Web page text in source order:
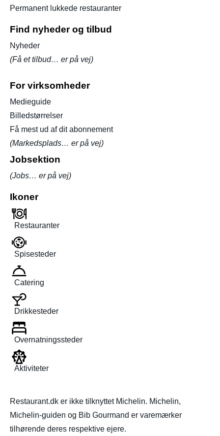
Permanent lukkede restauranter
Find nyheder og tilbud
Nyheder
(Få et tilbud… er på vej)
For virksomheder
Medieguide
Billedstørrelser
Få mest ud af dit abonnement
(Markedsplads… er på vej)
Jobsektion
(Jobs… er på vej)
Ikoner
Restauranter
Spisesteder
Catering
Drikkesteder
Overnatningssteder
Aktiviteter
Restaurant.dk er ikke tilknyttet Michelin. Michelin,
Michelin-guiden og Bib Gourmand er varemærker
tilhørende deres respektive ejere.